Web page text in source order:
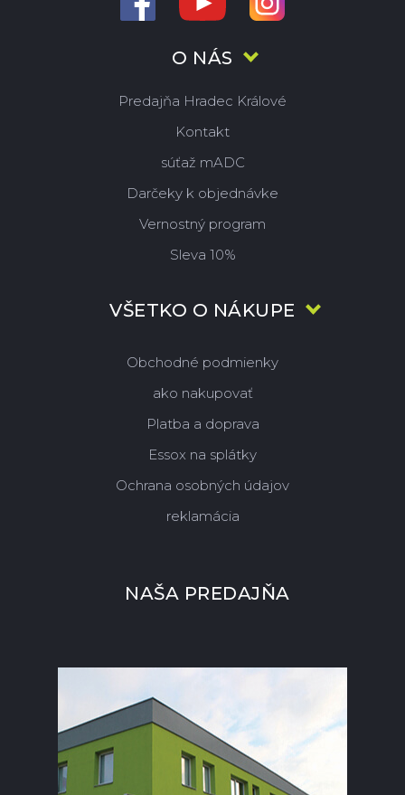
O NÁS
Predajňa Hradec Králové
Kontakt
súťaž mADC
Darčeky k objednávke
Vernostný program
Sleva 10%
VŠETKO O NÁKUPE
Obchodné podmienky
ako nakupovať
Platba a doprava
Essox na splátky
Ochrana osobných údajov
reklamácia
NAŠA PREDAJŇA